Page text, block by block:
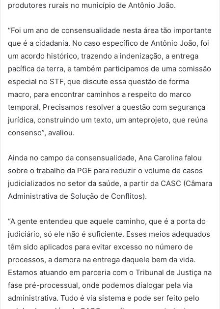
produtores rurais no município de Antônio João.
“Foi um ano de consensualidade nesta área tão importante
que é a cidadania. No caso específico de Antônio João, foi
um acordo histórico, trazendo a indenização, a entrega
pacífica da terra, e também participamos de uma comissão
especial no STF, que discute essa questão de forma
macro, para encontrar caminhos a respeito do marco
temporal. Precisamos resolver a questão com segurança
jurídica, construindo um texto, um anteprojeto, que reúna
consenso”, avaliou.
Ainda no campo da consensualidade, Ana Carolina falou
sobre o trabalho da PGE para reduzir o volume de casos
judicializados no setor da saúde, a partir da CASC (Câmara
Administrativa de Solução de Conflitos).
“A gente entendeu que aquele caminho, que é a porta do
judiciário, só ele não é suficiente. Esses meios adequados
têm sido aplicados para evitar excesso no número de
processos, a demora na entrega daquele bem da vida.
Estamos atuando em parceria com o Tribunal de Justiça na
fase pré-processual, onde podemos dialogar pela via
administrativa. Tudo é via sistema e pode ser feito pelo